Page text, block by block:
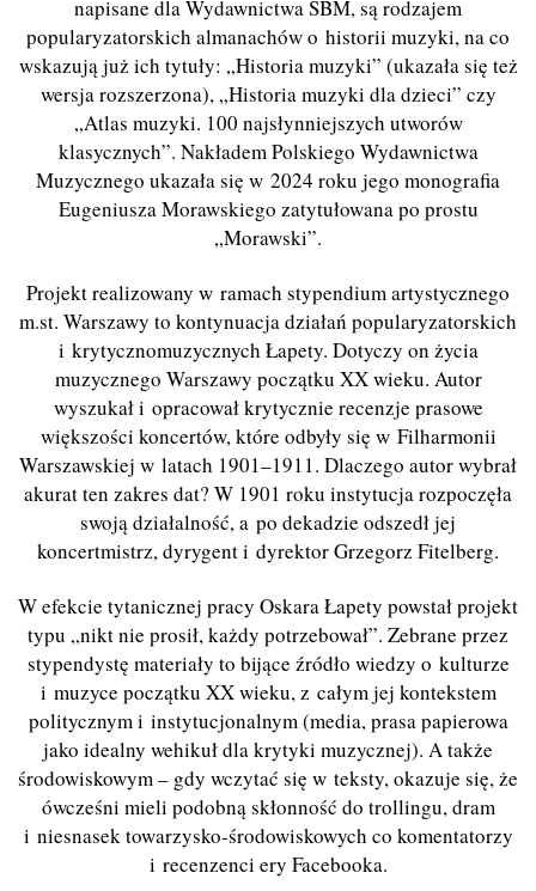
napisane dla Wydawnictwa SBM, są rodzajem
popularyzatorskich almanachów o historii muzyki, na co
wskazują już ich tytuły: „Historia muzyki” (ukazała się też
wersja rozszerzona), „Historia muzyki dla dzieci” czy
„Atlas muzyki. 100 najsłynniejszych utworów
klasycznych”. Nakładem Polskiego Wydawnictwa
Muzycznego ukazała się w 2024 roku jego monografia
Eugeniusza Morawskiego zatytułowana po prostu
„Morawski”.
Projekt realizowany w ramach stypendium artystycznego
m.st. Warszawy to kontynuacja działań popularyzatorskich
i krytycznomuzycznych Łapety. Dotyczy on życia
muzycznego Warszawy początku XX wieku. Autor
wyszukał i opracował krytycznie recenzje prasowe
większości koncertów, które odbyły się w Filharmonii
Warszawskiej w latach 1901–1911. Dlaczego autor wybrał
akurat ten zakres dat? W 1901 roku instytucja rozpoczęła
swoją działalność, a po dekadzie odszedł jej
koncertmistrz, dyrygent i dyrektor Grzegorz Fitelberg.
W efekcie tytanicznej pracy Oskara Łapety powstał projekt
typu „nikt nie prosił, każdy potrzebował”. Zebrane przez
stypendystę materiały to bijące źródło wiedzy o kulturze
i muzyce początku XX wieku, z całym jej kontekstem
politycznym i instytucjonalnym (media, prasa papierowa
jako idealny wehikuł dla krytyki muzycznej). A także
środowiskowym – gdy wczytać się w teksty, okazuje się, że
ówcześni mieli podobną skłonność do trollingu, dram
i niesnasek towarzysko-środowiskowych co komentatorzy
i recenzenci ery Facebooka.